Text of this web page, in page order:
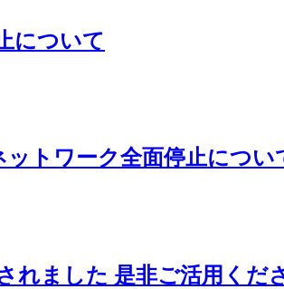
について
トワーク全面停止につい
れました 是非ご活用くだ